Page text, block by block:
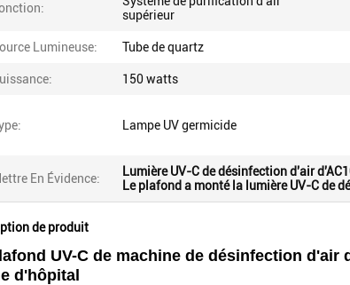
supérieur
Lumineuse: Tube de quartz
150 watts
Lampe UV germicide
En Évidence: Lumière UV-C de désinfection d'air
Le plafond a monté la lumière UV-C de
de produit
UV-C de machine de désinfection
d'hôpital